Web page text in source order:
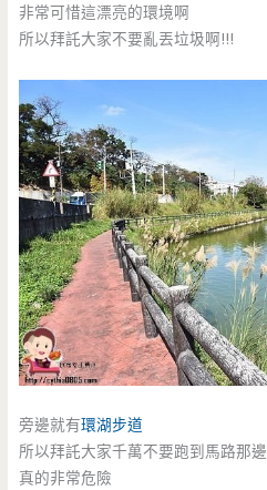
非常可惜這漂亮的環境啊
所以拜託大家不要亂丟垃圾啊!!!
旁邊就有環湖步道
所以拜託大家千萬不要跑到馬路那邊
真的非常危險